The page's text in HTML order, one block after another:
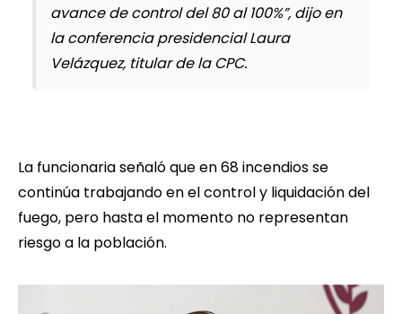
avance de control del 80 al 100%”, dijo en
la conferencia presidencial Laura
Velázquez, titular de la CPC.
La funcionaria señaló que en 68 incendios se
continúa trabajando en el control y liquidación del
fuego, pero hasta el momento no representan
riesgo a la población.